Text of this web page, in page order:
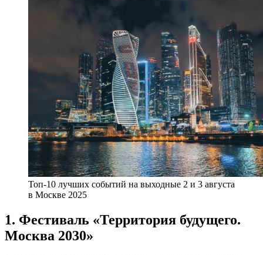
Топ-10 лучших событий на выходные 2 и 3 августа
в Москве 2025
1. Фестиваль «Территория будущего.
Москва 2030»